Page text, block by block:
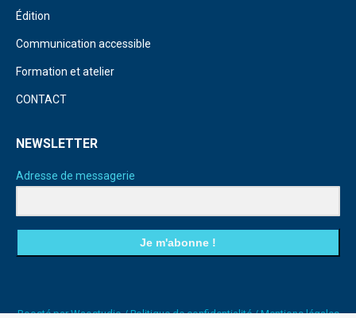
Édition
Communication accessible
Formation et atelier
CONTACT
NEWSLETTER
Adresse de messagerie
Je m'abonne !
Boosté parWaostudio/Politique de confidentialité/Mentions légales